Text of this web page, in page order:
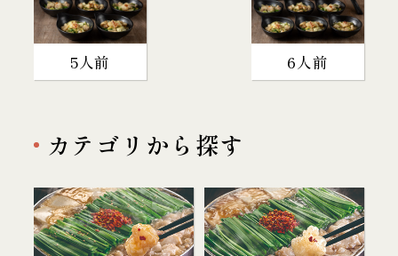
5人前 6人前
カテゴリから探す